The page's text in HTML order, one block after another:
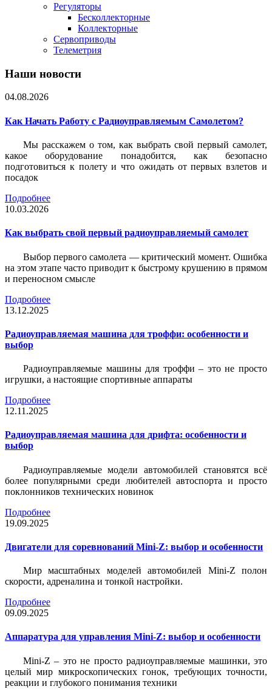
Регуляторы
Бесколлекторные
Коллекторные
Сервоприводы
Телеметрия
Наши новости
04.08.2026
Как Начать Работу с Радиоуправляемым Самолетом?
Мы расскажем о том, как выбрать свой первый самолет,
какое оборудование понадобится, как безопасно
подготовиться к полету и что ожидать от первых взлетов и
посадок
Подробнее
10.03.2026
Как выбрать свой первый радиоуправляемый самолет
Выбор первого самолета — критический момент. Ошибка
на этом этапе часто приводит к быстрому крушению в прямом
и переносном смысле
Подробнее
13.12.2025
Радиоуправляемая машина для троффи: особенности и
выбор
Радиоуправляемые машины для троффи – это не просто
игрушки, а настоящие спортивные аппараты
Подробнее
12.11.2025
Радиоуправляемая машина для дрифта: особенности и
выбор
Радиоуправляемые модели автомобилей становятся всё
более популярными среди любителей автоспорта и просто
поклонников технических новинок
Подробнее
19.09.2025
Двигатели для соревнований Mini-Z: выбор и особенности
Мир масштабных моделей автомобилей Mini-Z полон
скорости, адреналина и тонкой настройки.
Подробнее
09.09.2025
Аппаратура для управления Mini-Z: выбор и особенности
Mini-Z – это не просто радиоуправляемые машинки, это
целый мир микроскопических гонок, требующих точности,
реакции и глубокого понимания техники